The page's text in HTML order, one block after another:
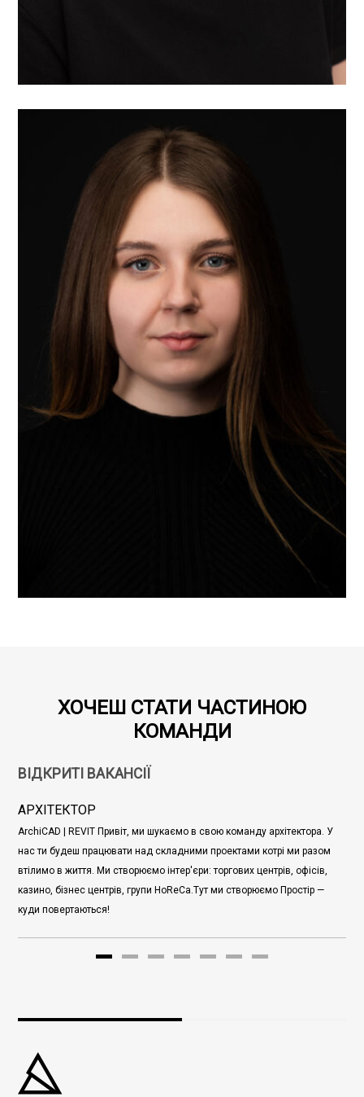
ХОЧЕШ СТАТИ ЧАСТИНОЮ
КОМАНДИ
ВІДКРИТІ ВАКАНСІЇ
АРХІТЕКТОР
ArchiCAD | REVIT Привіт, ми шукаємо в свою команду архітектора. У
нас ти будеш працювати над складними проектами котрі ми разом
втілимо в життя. Ми створюємо інтер'єри: торгових центрів, офісів,
казино, бізнес центрів, групи HoReCa.Тут ми створюємо Простір —
куди повертаються!